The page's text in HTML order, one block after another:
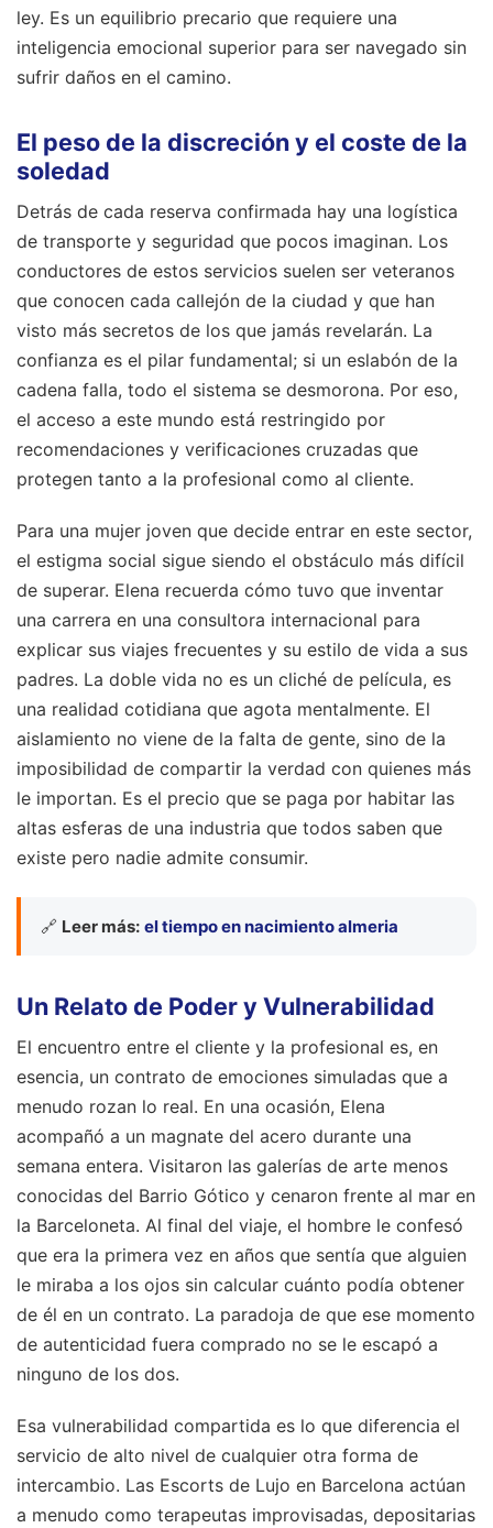
ley. Es un equilibrio precario que requiere una
inteligencia emocional superior para ser navegado sin
sufrir daños en el camino.
El peso de la discreción y el coste de la
soledad
Detrás de cada reserva confirmada hay una logística
de transporte y seguridad que pocos imaginan. Los
conductores de estos servicios suelen ser veteranos
que conocen cada callejón de la ciudad y que han
visto más secretos de los que jamás revelarán. La
confianza es el pilar fundamental; si un eslabón de la
cadena falla, todo el sistema se desmorona. Por eso,
el acceso a este mundo está restringido por
recomendaciones y verificaciones cruzadas que
protegen tanto a la profesional como al cliente.
Para una mujer joven que decide entrar en este sector,
el estigma social sigue siendo el obstáculo más difícil
de superar. Elena recuerda cómo tuvo que inventar
una carrera en una consultora internacional para
explicar sus viajes frecuentes y su estilo de vida a sus
padres. La doble vida no es un cliché de película, es
una realidad cotidiana que agota mentalmente. El
aislamiento no viene de la falta de gente, sino de la
imposibilidad de compartir la verdad con quienes más
le importan. Es el precio que se paga por habitar las
altas esferas de una industria que todos saben que
existe pero nadie admite consumir.
🔗 Leer más: el tiempo en nacimiento almeria
Un Relato de Poder y Vulnerabilidad
El encuentro entre el cliente y la profesional es, en
esencia, un contrato de emociones simuladas que a
menudo rozan lo real. En una ocasión, Elena
acompañó a un magnate del acero durante una
semana entera. Visitaron las galerías de arte menos
conocidas del Barrio Gótico y cenaron frente al mar en
la Barceloneta. Al final del viaje, el hombre le confesó
que era la primera vez en años que sentía que alguien
le miraba a los ojos sin calcular cuánto podía obtener
de él en un contrato. La paradoja de que ese momento
de autenticidad fuera comprado no se le escapó a
ninguno de los dos.
Esa vulnerabilidad compartida es lo que diferencia el
servicio de alto nivel de cualquier otra forma de
intercambio. Las Escorts de Lujo en Barcelona actúan
a menudo como terapeutas improvisadas, depositarias